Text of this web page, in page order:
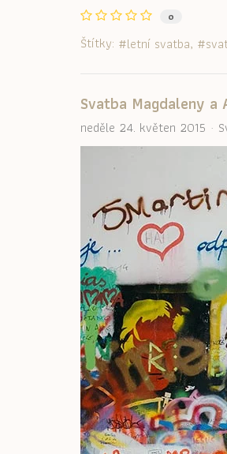
0
Štítky: letní svatba
Svatba Magdaleny a
neděle 24. květen 2015